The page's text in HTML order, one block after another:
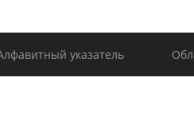
указатель